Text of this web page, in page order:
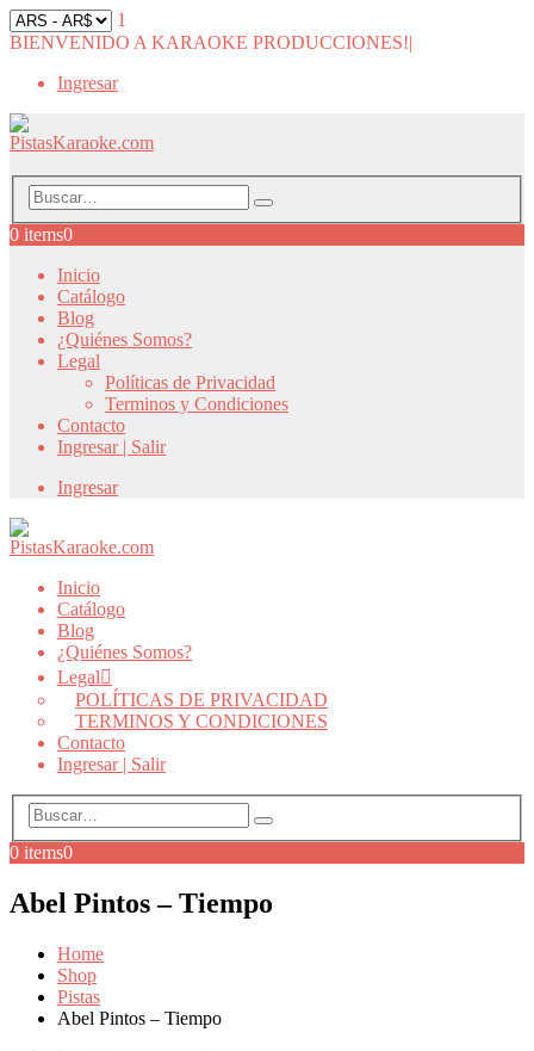
1
BIENVENIDO A KARAOKE PRODUCCIONES!|
Ingresar
0 items0
Inicio
Catálogo
Blog
¿Quiénes Somos?
Legal
Políticas de Privacidad
Terminos y Condiciones
Contacto
Ingresar | Salir
Ingresar
Inicio
Catálogo
Blog
¿Quiénes Somos?
Legal
POLÍTICAS DE PRIVACIDAD
TERMINOS Y CONDICIONES
Contacto
Ingresar | Salir
0 items0
Abel Pintos – Tiempo
Home
Shop
Pistas
Abel Pintos – Tiempo